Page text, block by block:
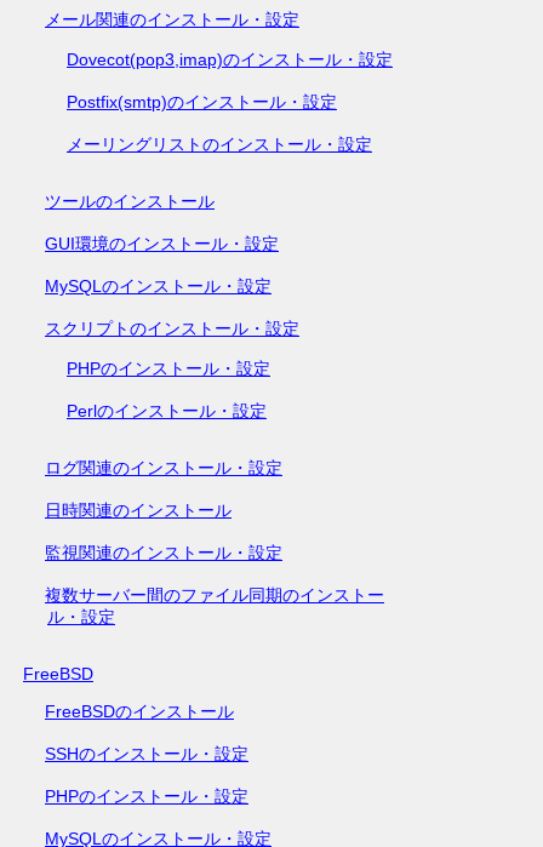
メール関連のインストール・設定
Dovecot(pop3,imap)のインストール・設定
Postfix(smtp)のインストール・設定
メーリングリストのインストール・設定
ツールのインストール
GUI環境のインストール・設定
MySQLのインストール・設定
スクリプトのインストール・設定
PHPのインストール・設定
Perlのインストール・設定
ログ関連のインストール・設定
日時関連のインストール
監視関連のインストール・設定
複数サーバー間のファイル同期のインストー
ル・設定
FreeBSD
FreeBSDのインストール
SSHのインストール・設定
PHPのインストール・設定
MySQLのインストール・設定